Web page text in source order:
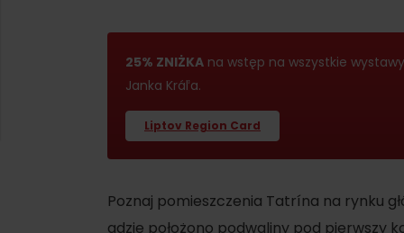
25% ZNIŻKA na wstęp na wszystkie
Janka Kráľa.
Liptov Region Card
Poznaj pomieszczenia Tatrína na rynku
gdzie położono podwaliny pod pierwszy